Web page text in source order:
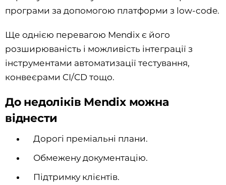
програми за допомогою платформи з low-code.
Ще однією перевагою Mendix є його
розширюваність і можливість інтеграції з
інструментами автоматизації тестування,
конвеєрами CI/CD тощо.
До недоліків Mendix можна
віднести
Дорогі преміальні плани.
Обмежену документацію.
Підтримку клієнтів.